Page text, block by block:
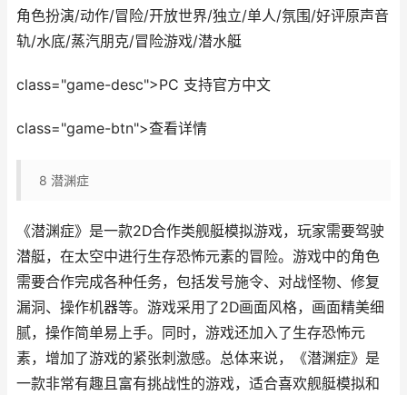
角色扮演/动作/冒险/开放世界/独立/单人/氛围/好评原声音
轨/水底/蒸汽朋克/冒险游戏/潜水艇
class="game-desc">PC 支持官方中文
class="game-btn">查看详情
8 潜渊症
《潜渊症》是一款2D合作类舰艇模拟游戏，玩家需要驾驶
潜艇，在太空中进行生存恐怖元素的冒险。游戏中的角色
需要合作完成各种任务，包括发号施令、对战怪物、修复
漏洞、操作机器等。游戏采用了2D画面风格，画面精美细
腻，操作简单易上手。同时，游戏还加入了生存恐怖元
素，增加了游戏的紧张刺激感。总体来说，《潜渊症》是
一款非常有趣且富有挑战性的游戏，适合喜欢舰艇模拟和